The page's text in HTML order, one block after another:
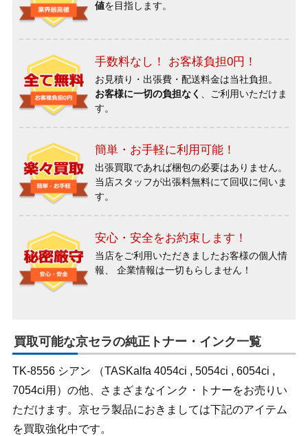
値を目指します。
手数料なし！ お客様負担0円！
お見積り・出張費・配送料金は当社負担。
お客様に一切の負担なく 、ご利用いただけま
す。
簡単・お手軽に利用可能！
出張買取であれば梱包の必要はありません。
当店スタッフが出張料無料にて回収に伺いま
す。
安心・安全をお約束します！
当店をご利用いただきましたお客様の個人情
報、 企業情報は一切もらしません！
買取可能な京セラの純正トナー・インク一覧
TK-8556 シアン （TASKalfa 4054ci , 5054ci , 6054ci ,
7054ci用）の他、さまざまなインク・トナーをお売りい
ただけます。京セラ製品におきましては下記のアイテム
を買取強化中です。